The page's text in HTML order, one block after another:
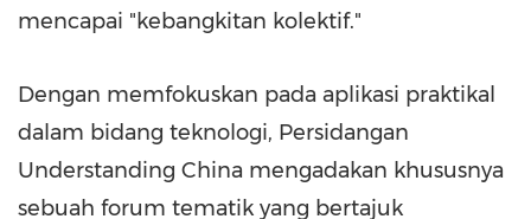
mencapai "kebangkitan kolektif."
Dengan memfokuskan pada aplikasi praktikal
dalam bidang teknologi, Persidangan
Understanding China mengadakan khususnya
sebuah forum tematik yang bertajuk